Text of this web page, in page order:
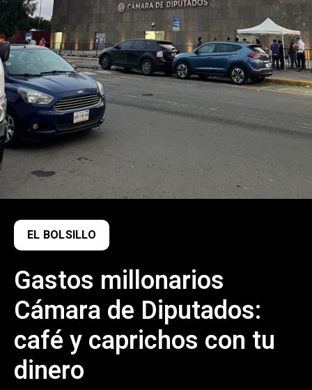
EL BOLSILLO
Gastos millonarios
Cámara de Diputados:
café y caprichos con tu
dinero